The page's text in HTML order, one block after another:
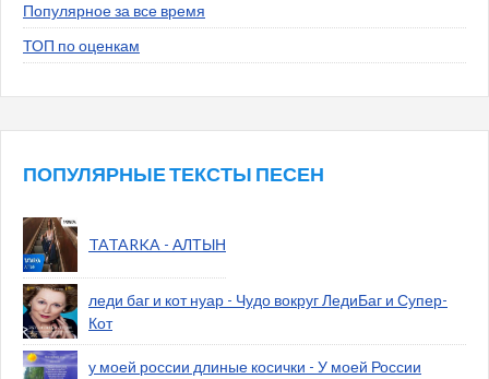
Популярное за все время
ТОП по оценкам
ПОПУЛЯРНЫЕ ТЕКСТЫ ПЕСЕН
TATARKA - АЛТЫН
леди баг и кот нуар - Чудо вокруг ЛедиБаг и Супер-
Кот
у моей россии длиные косички - У моей России